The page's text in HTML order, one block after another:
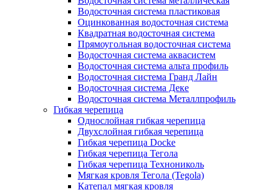
Водосточная система пластиковая
Оцинкованная водосточная система
Квадратная водосточная система
Прямоугольная водосточная система
Водосточная система аквасистем
Водосточная система альта профиль
Водосточная система Гранд Лайн
Водосточная система Деке
Водосточная система Металлпрофиль
Гибкая черепица
Однослойная гибкая черепица
Двухслойная гибкая черепица
Гибкая черепица Docke
Гибкая черепица Тегола
Гибкая черепица Технониколь
Мягкая кровля Тегола (Tegola)
Катепал мягкая кровля